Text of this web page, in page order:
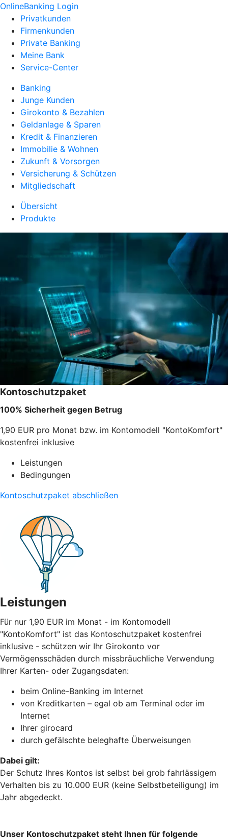
OnlineBanking Login
Privatkunden
Firmenkunden
Private Banking
Meine Bank
Service-Center
Banking
Junge Kunden
Girokonto & Bezahlen
Geldanlage & Sparen
Kredit & Finanzieren
Immobilie & Wohnen
Zukunft & Vorsorgen
Versicherung & Schützen
Mitgliedschaft
Übersicht
Produkte
Kontoschutzpaket
100% Sicherheit gegen Betrug
1,90 EUR pro Monat bzw. im Kontomodell "KontoKomfort"
kostenfrei inklusive
Leistungen
Bedingungen
Kontoschutzpaket abschließen
Leistungen
Für nur 1,90 EUR im Monat - im Kontomodell
"KontoKomfort" ist das Kontoschutzpaket kostenfrei
inklusive - schützen wir Ihr Girokonto vor
Vermögensschäden durch missbräuchliche Verwendung
Ihrer Karten- oder Zugangsdaten:
beim Online-Banking im Internet
von Kreditkarten – egal ob am Terminal oder im
Internet
Ihrer girocard
durch gefälschte beleghafte Überweisungen
Dabei gilt:
Der Schutz Ihres Kontos ist selbst bei grob fahrlässigem
Verhalten bis zu 10.000 EUR (keine Selbstbeteiligung) im
Jahr abgedeckt.
Unser Kontoschutzpaket steht Ihnen für folgende